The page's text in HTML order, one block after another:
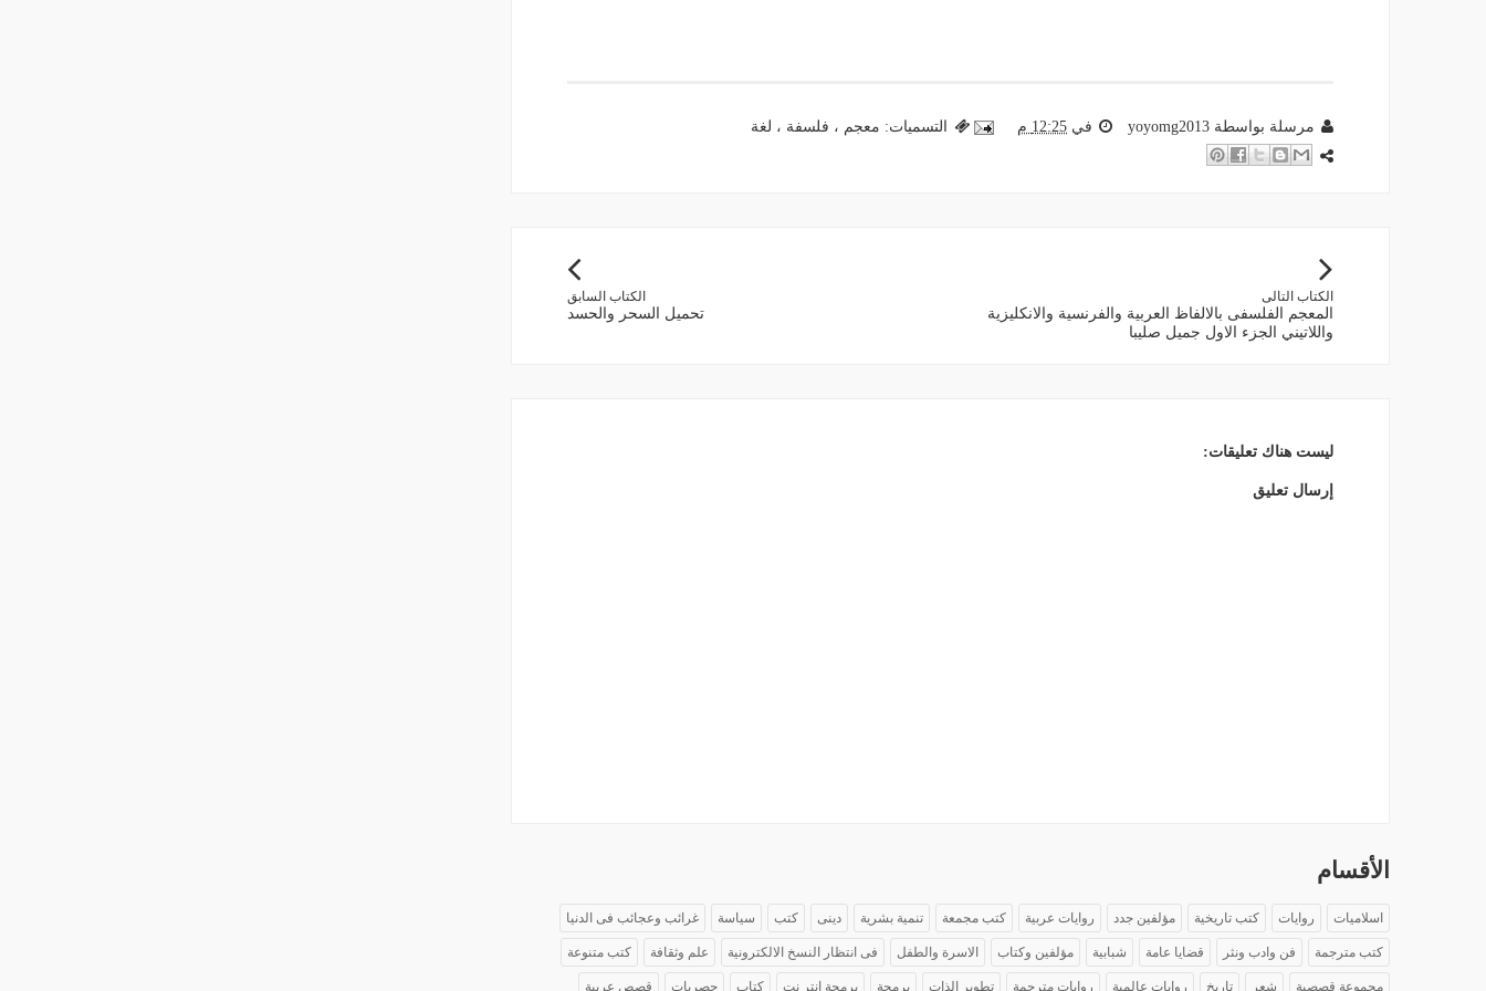
مرسلة بواسطة yoyomg2013 في 12:25 م التسميات: معجم ، فلسفة ، لغة
الكتاب السابق
تحميل السحر والحسد
الكتاب التالى
المعجم الفلسفى بالالفاظ العربية والفرنسية والانكليزية
واللاتيني الجزء الاول جميل صليبا
ليست هناك تعليقات:
إرسال تعليق
الأقسام
اسلاميات روايات كتب تاريخية مؤلفين جدد روايات عربية كتب مجمعة تنمية بشرية دينى كتب سياسة غرائب وعجائب فى الدنيا
كتب مترجمة فن وادب ونثر قضايا عامة شبابية مؤلفين وكتاب الاسرة والطفل فى انتظار النسخ الالكترونية علم وثقافة كتب متنوعة
مجموعة قصصية شعر تاريخ روايات عالمية روايات مترجمة تطوير الذات برمجة برمجة انتر نت كتاب حصريات قصص عربية